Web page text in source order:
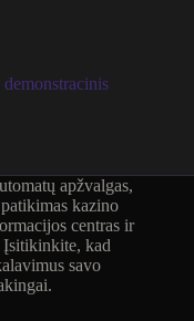
apžvalgas,
kazino
centras ir
Įsitikinkite, kad
savo